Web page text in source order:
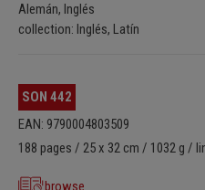
Alemán, Inglés
collection: Inglés, Latín
SON 442
EAN: 9790004803509
188 pages / 25 x 32 cm / 1032 g /
browse